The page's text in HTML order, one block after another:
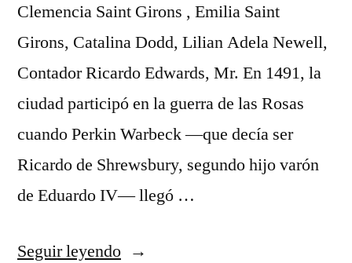
Clemencia Saint Girons , Emilia Saint
Girons, Catalina Dodd, Lilian Adela Newell,
Contador Ricardo Edwards, Mr. En 1491, la
ciudad participó en la guerra de las Rosas
cuando Perkin Warbeck —que decía ser
Ricardo de Shrewsbury, segundo hijo varón
de Eduardo IV— llegó …
Seguir leyendo«Enemigos